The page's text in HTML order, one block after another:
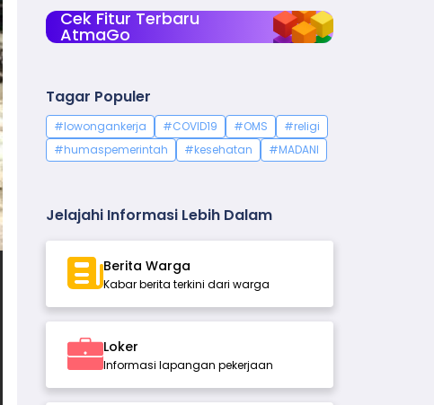
Cek Fitur Terbaru
AtmaGo
Tagar Populer
#lowongankerja #COVID19 #OMS
#religi
#humaspemerintah
#kesehatan #MADANI
Jelajahi Informasi Lebih Dalam
Berita Warga
Kabar berita terkini dari warga
Loker
Informasi lapangan pekerjaan